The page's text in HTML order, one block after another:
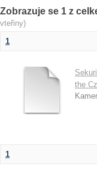
Zobrazuje se 1 z
vteřiny)
1
the
1